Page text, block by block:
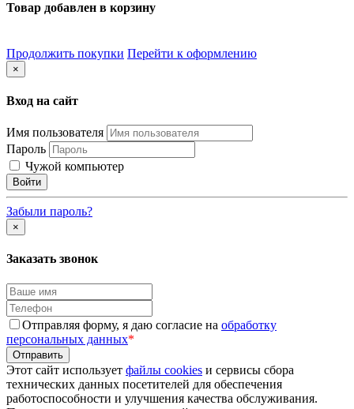
Товар добавлен в корзину
Продолжить покупки Перейти к оформлению
×
Вход на сайт
Имя пользователя
Пароль
Чужой компьютер
Забыли пароль?
×
Заказать звонок
Отправляя форму, я даю согласие на обработку
персональных данных*
Этот сайт использует файлы cookies и сервисы сбора
технических данных посетителей для обеспечения
работоспособности и улучшения качества обслуживания.